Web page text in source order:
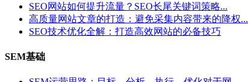
SEO网站如何提升流量？SEO长尾关键词策略...
高质量网站文章的打造：避免采集内容带来的降权...
SEO技术优化全解：打造高效网站的必备技巧
SEM基础